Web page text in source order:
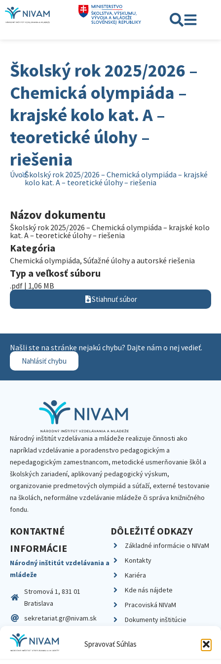
Spravovať Súhlas
Školský rok 2025/2026 –
Chemická olympiáda –
krajské kolo kat. A –
teoretické úlohy –
riešenia
ÚvodŠkolský rok 2025/2026 – Chemická olympiáda – krajské
kolo kat. A – teoretické úlohy – riešenia
Názov dokumentu
Školský rok 2025/2026 – Chemická olympiáda – krajské kolo
kat. A – teoretické úlohy – riešenia
Kategória
Chemická olympiáda, Súťažné úlohy a autorské riešenia
Typ a veľkosť súboru
.pdf | 1,06 MB
Stiahnuť súbor
Našli ste na stránke nejakú chybu? Dajte nám o nej vedieť.
Nahlásiť chybu
Národný inštitút vzdelávania a mládeže realizuje činnosti ako
napríklad vzdelávanie a poradenstvo pedagogickým a
nepedagogickým zamestnancom, metodické usmerňovanie škôl a
školských zariadení, aplikovaný pedagogický výskum,
organizovanie predmetových olympiád a súťaží, externé testovanie
na školách, neformálne vzdelávanie mládeže či správa knižničného
fondu.
KONTAKTNÉ
INFORMÁCIE
Národný inštitút vzdelávania a
mládeže
Stromová 1, 831 01
Bratislava
sekretariat.gr@nivam.sk
IČO: 00164348
DIČ: 2020798714
DÔLEŽITÉ ODKAZY
Základné informácie o NIVaM
Kontakty
Kariéra
Kde nás nájdete
Pracoviská NIVaM
Dokumenty inštitúcie